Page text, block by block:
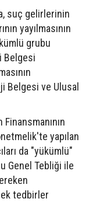
suç gelirlerinin
yayılmasının
grubu
Belgesi
Belgesi ve Ulusal
yapılan
da "yükümlü"
Genel Tebliği ile
ek tedbirler